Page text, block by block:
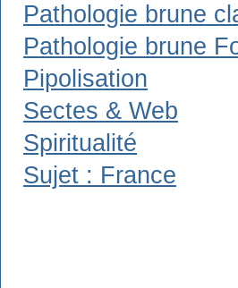
Pathologie brune
Pathologie brune
Pipolisation
Sectes & Web
Spiritualité
Sujet : France